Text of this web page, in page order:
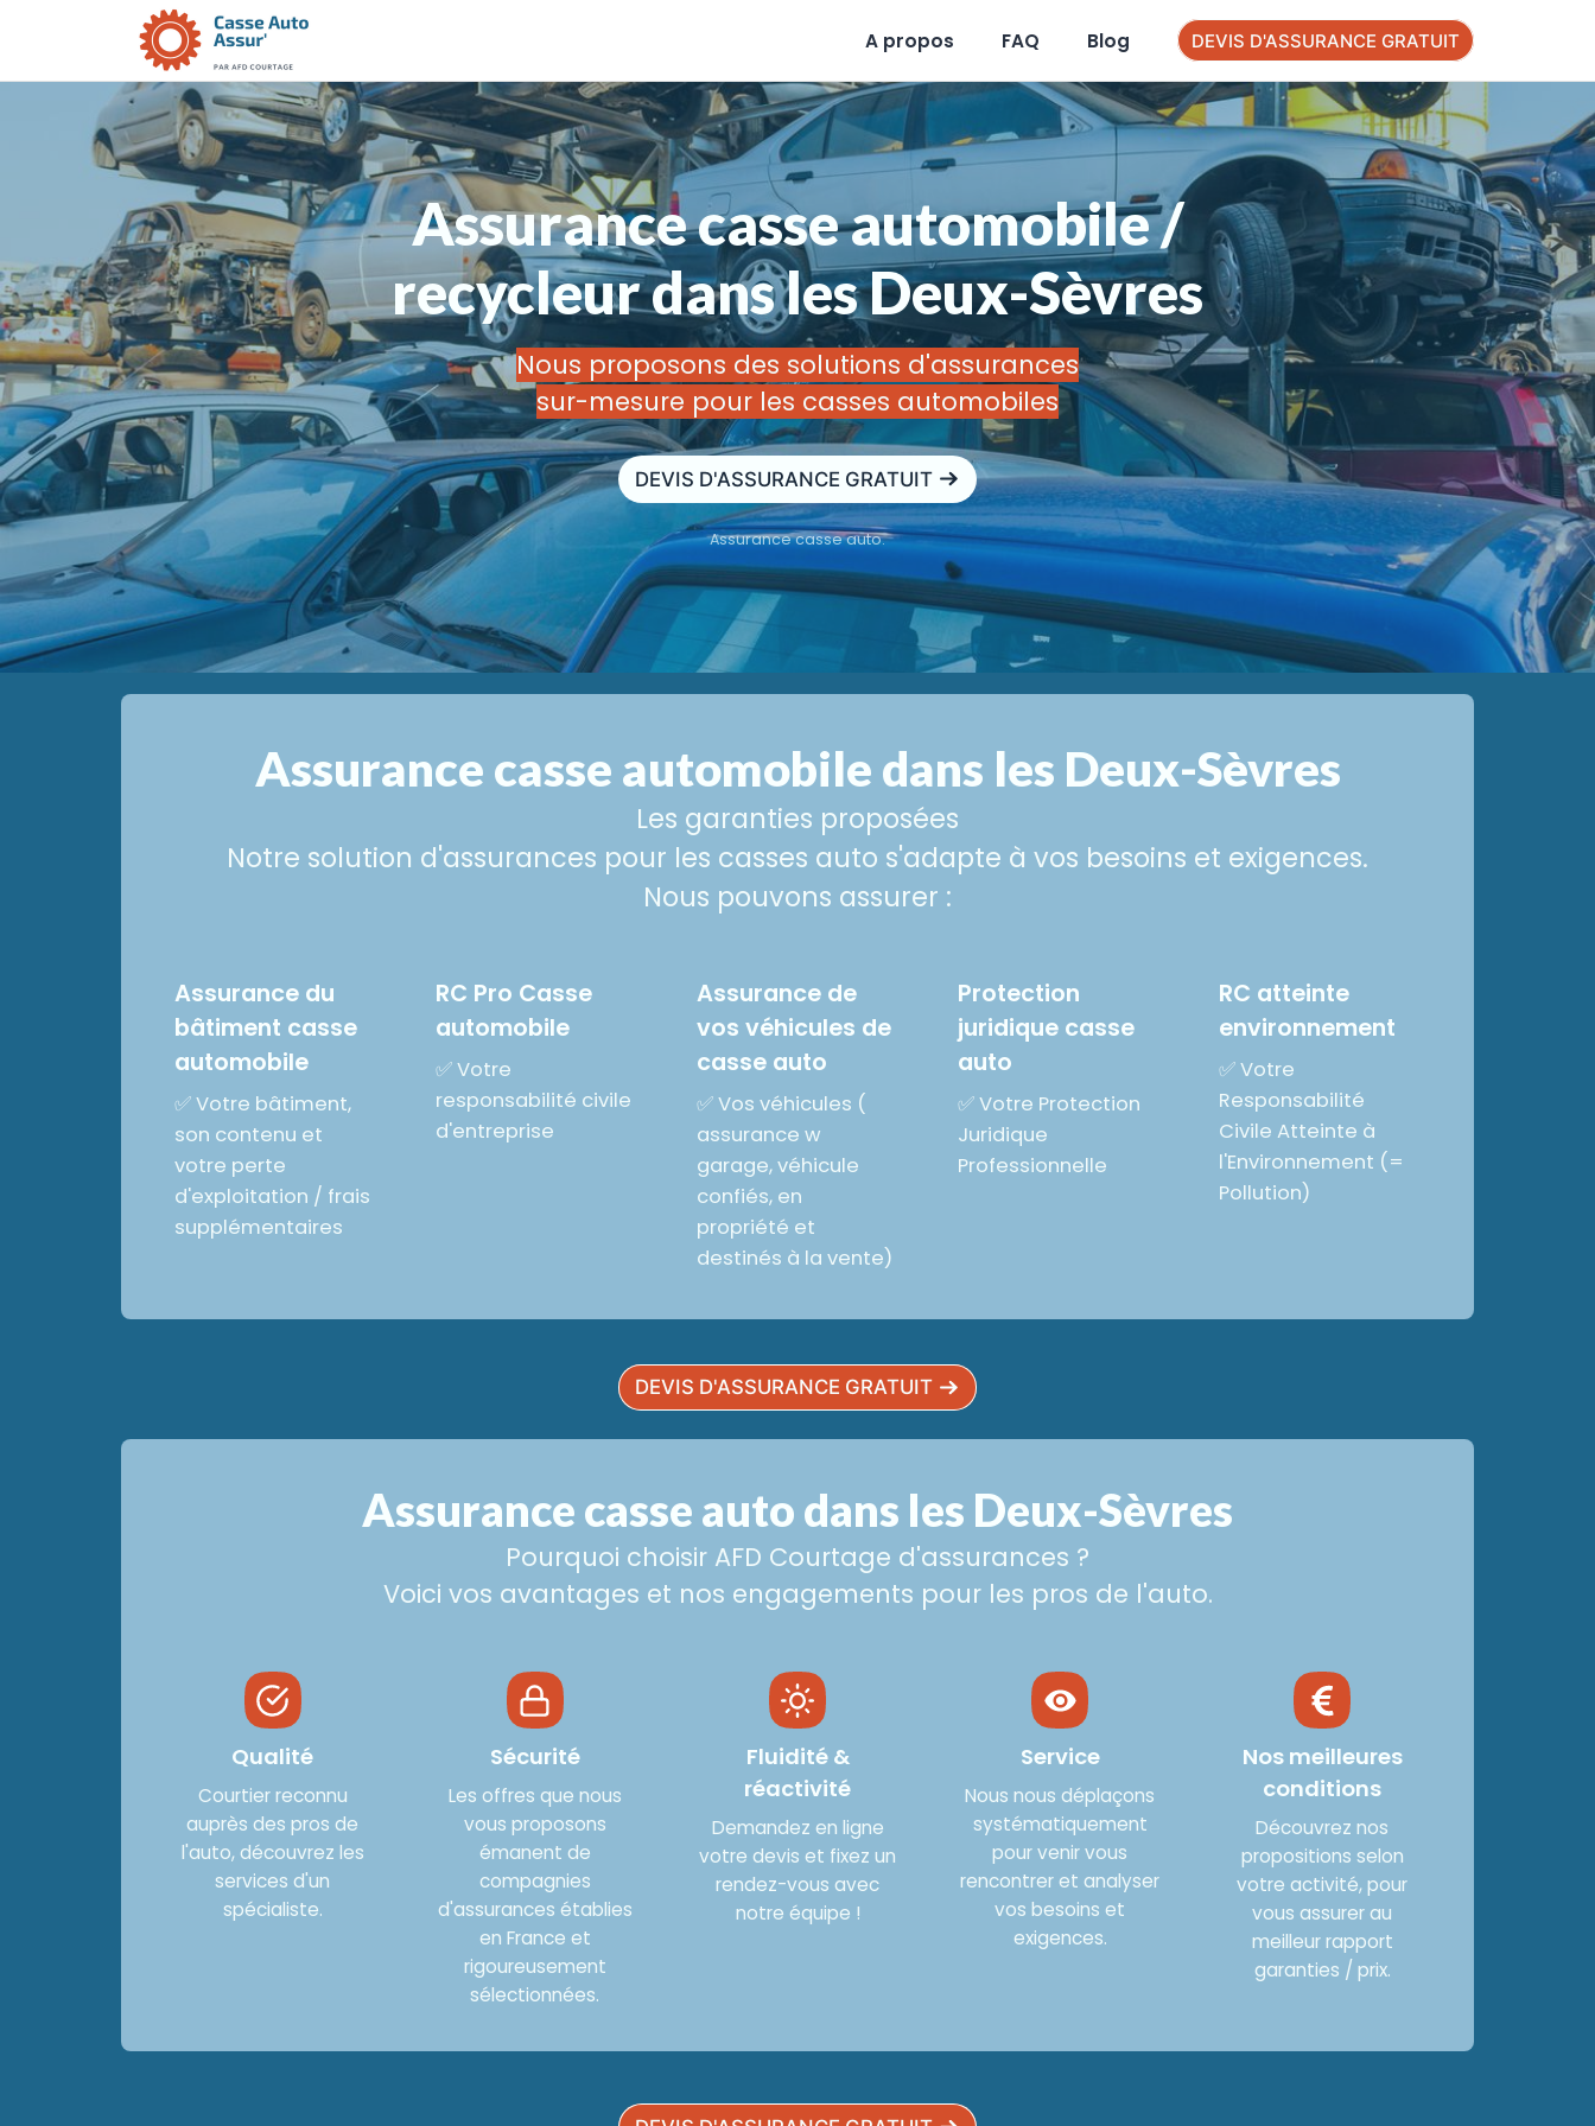
A propos FAQ Blog DEVIS D'ASSURANCE GRATUIT
Assurance casse automobile /
recycleur dans les Deux-Sèvres
Nous proposons des solutions d'assurances
sur-mesure pour les casses automobiles
DEVIS D'ASSURANCE GRATUIT
Assurance casse auto.
Assurance casse automobile dans les Deux-Sèvres
Les garanties proposées
Notre solution d'assurances pour les casses auto s'adapte à vos besoins et exigences.
Nous pouvons assurer :
Assurance du
bâtiment casse
automobile
✅ Votre bâtiment,
son contenu et
votre perte
d'exploitation / frais
supplémentaires
RC Pro Casse
automobile
✅ Votre
responsabilité civile
d'entreprise
Assurance de
vos véhicules de
casse auto
✅ Vos véhicules (
assurance w
garage, véhicule
confiés, en
propriété et
destinés à la vente)
Protection
juridique casse
auto
✅ Votre Protection
Juridique
Professionnelle
RC atteinte
environnement
✅ Votre
Responsabilité
Civile Atteinte à
l'Environnement (=
Pollution)
DEVIS D'ASSURANCE GRATUIT
Assurance casse auto dans les Deux-Sèvres
Pourquoi choisir AFD Courtage d'assurances ?
Voici vos avantages et nos engagements pour les pros de l'auto.
Qualité
Courtier reconnu
auprès des pros de
l'auto, découvrez les
services d'un
spécialiste.
Sécurité
Les offres que nous
vous proposons
émanent de
compagnies
d'assurances établies
en France et
rigoureusement
sélectionnées.
Fluidité &
réactivité
Demandez en ligne
votre devis et fixez un
rendez-vous avec
notre équipe !
Service
Nous nous déplaçons
systématiquement
pour venir vous
rencontrer et analyser
vos besoins et
exigences.
Nos meilleures
conditions
Découvrez nos
propositions selon
votre activité, pour
vous assurer au
meilleur rapport
garanties / prix.